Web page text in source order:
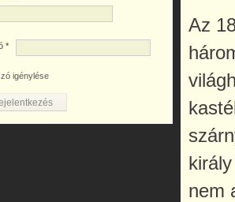
*
igénylése
Az
nem